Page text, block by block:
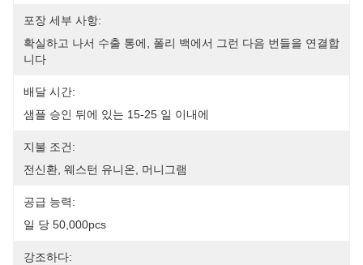
포장 세부 사항:
확실하고 나서 수출 통에, 폴리 백에서 그런 다음 번들을 연결합
니다
배달 시간:
샘플 승인 뒤에 있는 15-25 일 이내에
지불 조건:
전신환, 웨스턴 유니온, 머니그램
공급 능력:
일 당 50,000pcs
강조하다: